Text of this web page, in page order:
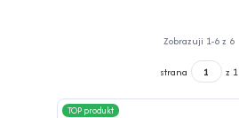
Zobrazuji 1-6 z 6
strana z 1
TOP produkt